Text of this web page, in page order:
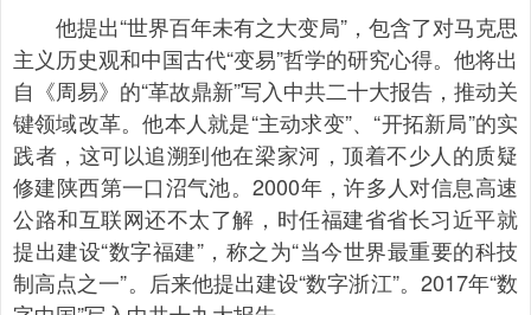
他提出“世界百年未有之大变局”，包含了对马克思
主义历史观和中国古代“变易”哲学的研究心得。他将出
自《周易》的“革故鼎新”写入中共二十大报告，推动关
键领域改革。他本人就是“主动求变”、“开拓新局”的实
践者，这可以追溯到他在梁家河，顶着不少人的质疑
修建陕西第一口沼气池。2000年，许多人对信息高速
公路和互联网还不太了解，时任福建省省长习近平就
提出建设“数字福建”，称之为“当今世界最重要的科技
制高点之一”。后来他提出建设“数字浙江”。2017年“数